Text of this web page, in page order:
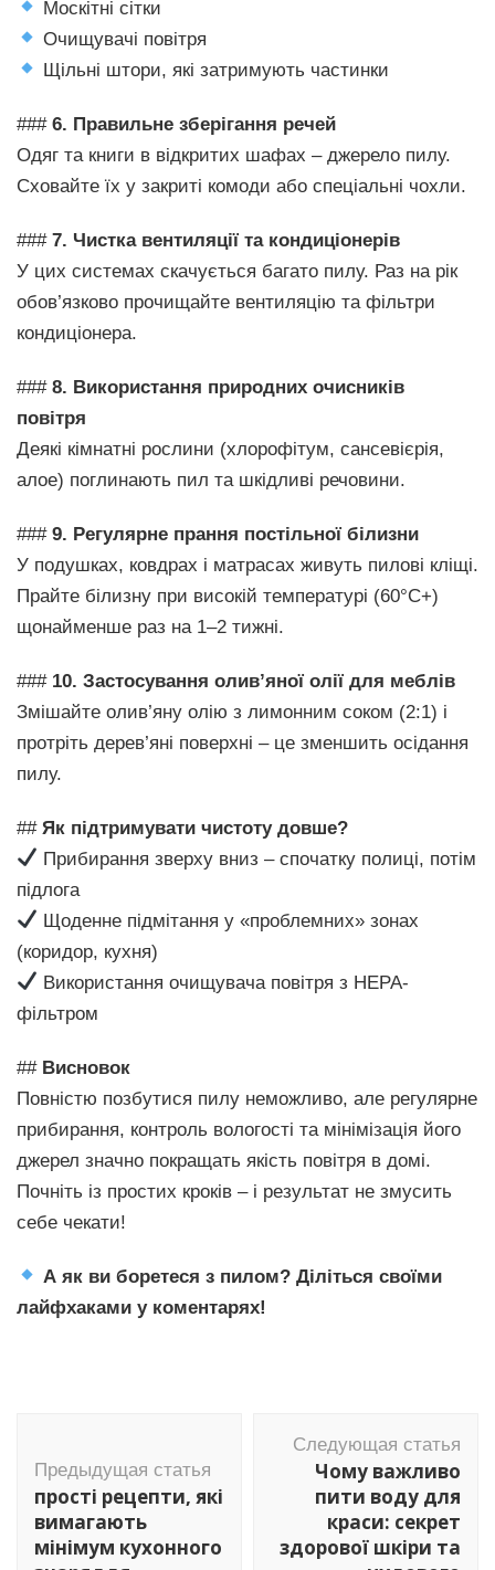
Москітні сітки
Очищувачі повітря
Щільні штори, які затримують частинки
### 6. Правильне зберігання речей
Одяг та книги в відкритих шафах – джерело пилу.
Сховайте їх у закриті комоди або спеціальні чохли.
### 7. Чистка вентиляції та кондиціонерів
У цих системах скачується багато пилу. Раз на рік
обов’язково прочищайте вентиляцію та фільтри
кондиціонера.
### 8. Використання природних очисників
повітря
Деякі кімнатні рослини (хлорофітум, сансевієрія,
алое) поглинають пил та шкідливі речовини.
### 9. Регулярне прання постільної білизни
У подушках, ковдрах і матрасах живуть пилові кліщі.
Прайте білизну при високій температурі (60°C+)
щонайменше раз на 1–2 тижні.
### 10. Застосування олив’яної олії для меблів
Змішайте олив’яну олію з лимонним соком (2:1) і
протріть дерев’яні поверхні – це зменшить осідання
пилу.
## Як підтримувати чистоту довше?
Прибирання зверху вниз – спочатку полиці, потім
підлога
Щоденне підмітання у «проблемних» зонах
(коридор, кухня)
Використання очищувача повітря з HEPA-
фільтром
## Висновок
Повністю позбутися пилу неможливо, але регулярне
прибирання, контроль вологості та мінімізація його
джерел значно покращать якість повітря в домі.
Почніть із простих кроків – і результат не змусить
себе чекати!
А як ви боретеся з пилом? Діліться своїми
лайфхаками у коментарях!
по
записям
Предыдущая статья
прості рецепти, які
вимагають
мінімум кухонного
Следующая статья
Чому важливо
пити воду для
краси: секрет
здорової шкіри та